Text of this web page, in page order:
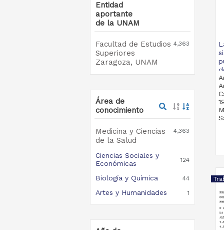
Entidad
aportante
de la UNAM
Facultad de Estudios
Superiores
Zaragoza, UNAM
4,363
Área de
conocimiento
Medicina y Ciencias
de la Salud
4,363
Ciencias Sociales y
Económicas
124
Biología y Química 44
Artes y Humanidades 1